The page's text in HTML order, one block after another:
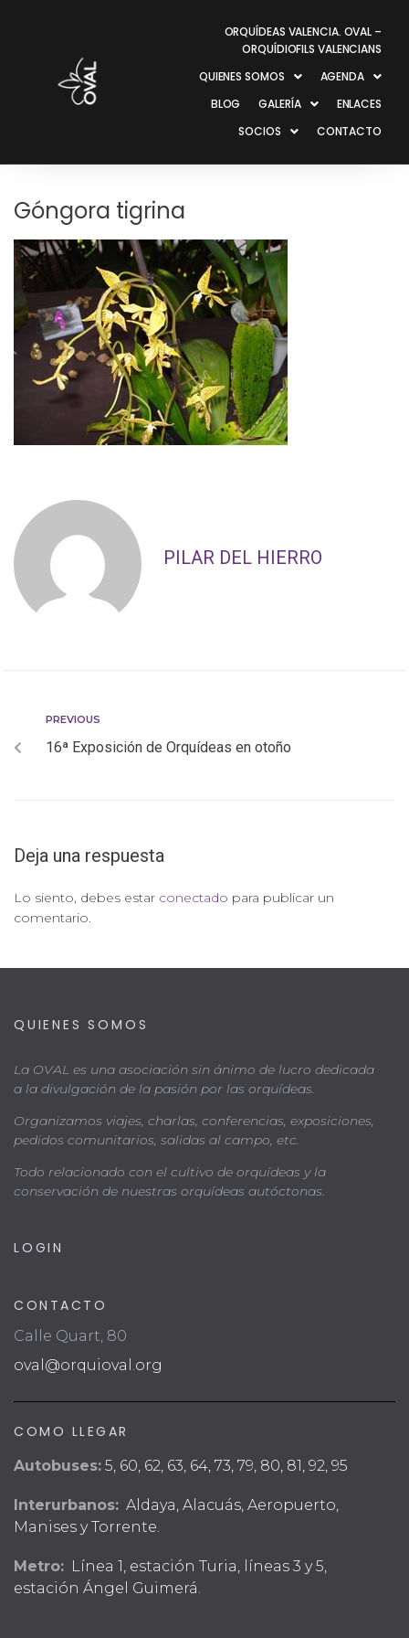
ORQUÍDEAS VALENCIA. OVAL –
ORQUÍDIOFILS VALENCIANS
QUIENES SOMOS
AGENDA
BLOG
GALERÍA
ENLACES
SOCIOS
CONTACTO
Góngora tigrina
PILAR DEL HIERRO
PREVIOUS
16ª Exposición de Orquídeas en otoño
Deja una respuesta
Lo siento, debes estar conectado para publicar un
comentario.
QUIENES SOMOS
La OVAL es una asociación sin ánimo de lucro dedicada
a la divulgación de la pasión por las orquídeas.
Organizamos viajes, charlas, conferencias, exposiciones,
pedidos comunitarios, salidas al campo, etc.
Todo relacionado con el cultivo de orquídeas y la
conservación de nuestras orquídeas autóctonas.
LOGIN
CONTACTO
Calle Quart, 80
oval@orquioval.org
COMO LLEGAR
Autobuses: 5, 60, 62, 63, 64, 73, 79, 80, 81, 92, 95
Interurbanos: Aldaya, Alacuás, Aeropuerto,
Manises y Torrente.
Metro: Línea 1, estación Turia, líneas 3 y 5,
estación Ángel Guimerá.